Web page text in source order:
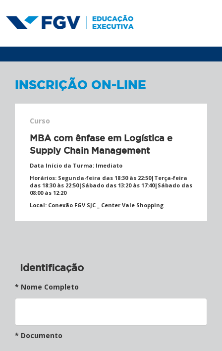
INSCRIÇÃO ON-LINE
Curso
MBA com ênfase em Logística e
Supply Chain Management
Data Início da Turma: Imediato
Horários: Segunda-feira das 18:30 às 22:50|Terça-feira
das 18:30 às 22:50|Sábado das 13:20 às 17:40|Sábado das
08:00 às 12:20
Local: Conexão FGV SJC _ Center Vale Shopping
Identificação
* Nome Completo
* Documento